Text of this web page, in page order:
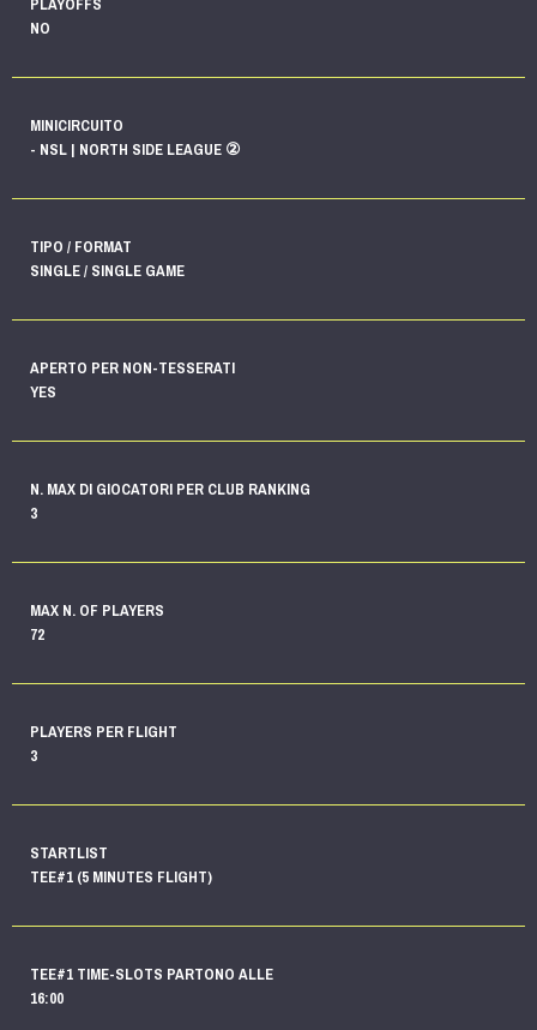
NO
MINICIRCUITO
- NSL | NORTH SIDE LEAGUE ②
TIPO / FORMAT
SINGLE / SINGLE GAME
APERTO PER NON-TESSERATI
YES
N. MAX DI GIOCATORI PER CLUB RANKING
3
MAX N. OF PLAYERS
72
PLAYERS PER FLIGHT
3
STARTLIST
TEE#1 (5 MINUTES FLIGHT)
TEE#1 TIME-SLOTS PARTONO ALLE
16:00